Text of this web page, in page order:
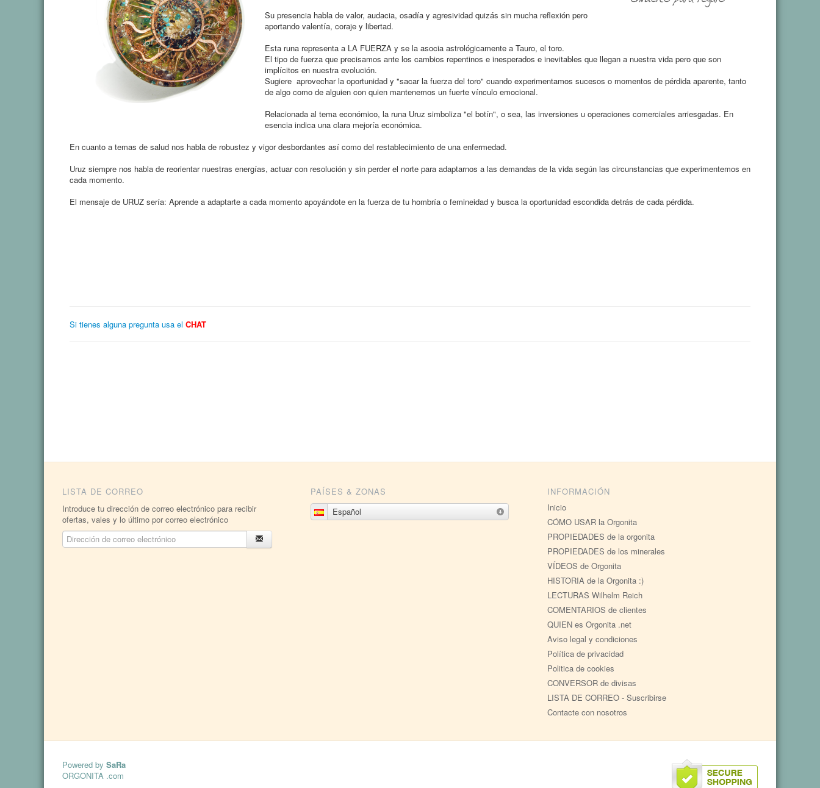
Su presencia habla de valor, audacia, osadía y agresividad quizás sin mucha reflexión pero
aportando valentía, coraje y libertad.
Esta runa representa a LA FUERZA y se la asocia astrológicamente a Tauro, el toro.
El tipo de fuerza que precisamos ante los cambios repentinos e inesperados e inevitables que llegan a nuestra vida pero que son
implícitos en nuestra evolución.
Sugiere aprovechar la oportunidad y "sacar la fuerza del toro" cuando experimentamos sucesos o momentos de pérdida aparente, tanto
de algo como de alguien con quien mantenemos un fuerte vínculo emocional.
Relacionada al tema económico, la runa Uruz simboliza "el botín", o sea, las inversiones u operaciones comerciales arriesgadas. En
esencia indica una clara mejoría económica.
En cuanto a temas de salud nos habla de robustez y vigor desbordantes así como del restablecimiento de una enfermedad.
Uruz siempre nos habla de reorientar nuestras energías, actuar con resolución y sin perder el norte para adaptarnos a las demandas de la vida según las circunstancias que experimentemos en
cada momento.
El mensaje de URUZ sería: Aprende a adaptarte a cada momento apoyándote en la fuerza de tu hombría o femineidad y busca la oportunidad escondida detrás de cada pérdida.
Si tienes alguna pregunta usa el CHAT
LISTA DE CORREO
Introduce tu dirección de correo electrónico para recibir
ofertas, vales y lo último por correo electrónico
PAÍSES & ZONAS
Español
INFORMACIÓN
Inicio
CÓMO USAR la Orgonita
PROPIEDADES de la orgonita
PROPIEDADES de los minerales
VÍDEOS de Orgonita
HISTORIA de la Orgonita :)
LECTURAS Wilhelm Reich
COMENTARIOS de clientes
QUIEN es Orgonita .net
Aviso legal y condiciones
Política de privacidad
Politica de cookies
CONVERSOR de divisas
LISTA DE CORREO - Suscribirse
Contacte con nosotros
Powered by SaRa
ORGONITA .com